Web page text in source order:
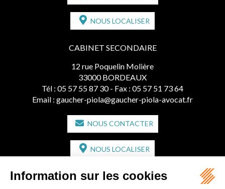
NOUS LOCALISER
CABINET SECONDAIRE
12 rue Poquelin Molière
33000 BORDEAUX
Tél : 05 57 55 87 30 - Fax : 05 57 51 73 64
Email : gaucher-piola@gaucher-piola-avocat.fr
NOUS CONTACTER
NOUS LOCALISER
CABINET SECONDAIRE